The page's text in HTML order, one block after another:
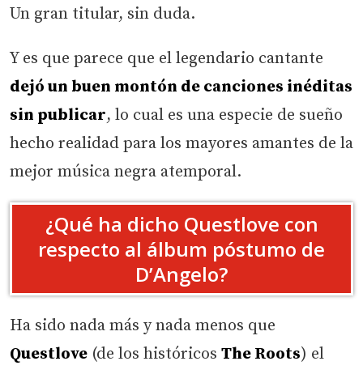
Un gran titular, sin duda.
Y es que parece que el legendario cantante
dejó un buen montón de canciones inéditas
sin publicar, lo cual es una especie de sueño
hecho realidad para los mayores amantes de la
mejor música negra atemporal.
¿Qué ha dicho Questlove con
respecto al álbum póstumo de
D’Angelo?
Ha sido nada más y nada menos que
Questlove (de los históricos The Roots) el